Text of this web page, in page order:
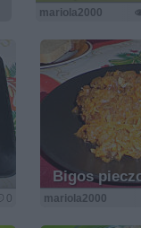
mariola2000
0
Bigos
mariola2000